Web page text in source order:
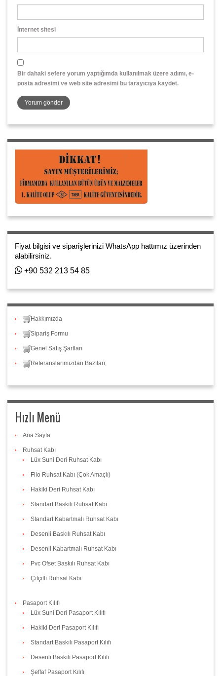
İnternet sitesi
Bir dahaki sefere yorum yaptığımda kullanılmak üzere adımı, e-
posta adresimi ve web site adresimi bu tarayıcıya kaydet.
Fiyat bilgisi ve siparişlerinizi WhatsApp hattımız üzerinden
alabilirsiniz.
+90 532 213 54 85
Hakkımızda
Sipariş Formu
Genel Satış Şartları
Referanslarımızdan Bazıları;
Hızlı Menü
Ana Sayfa
Ruhsat Kabı
Lüx Suni Deri Ruhsat Kabı
Filo Ruhsat Kabı (Çok Amaçlı)
Hakiki Deri Ruhsat Kabı
Standart Baskılı Ruhsat Kabı
Standart Kabartmalı Ruhsat Kabı
Desenli Baskılı Ruhsat Kabı
Desenli Kabartmalı Ruhsat Kabı
Pvc Ofset Baskılı Ruhsat Kabı
Çıtçıtlı Ruhsat Kabı
Pasaport Kılıfı
Lüx Suni Deri Pasaport Kılıfı
Hakiki Deri Pasaport Kılıfı
Standart Baskılı Pasaport Kılıfı
Desenli Baskılı Pasaport Kılıfı
Şeffaf Pasaport Kılıfı